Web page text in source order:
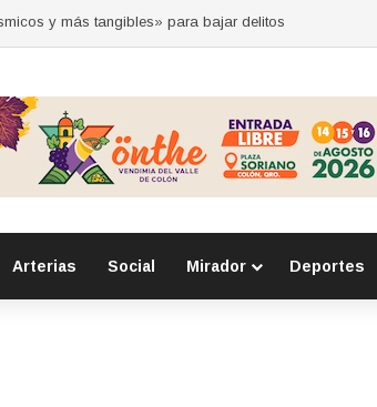
durante sesión estatal realizada en La Llave
Arterias Social Mirador Deportes